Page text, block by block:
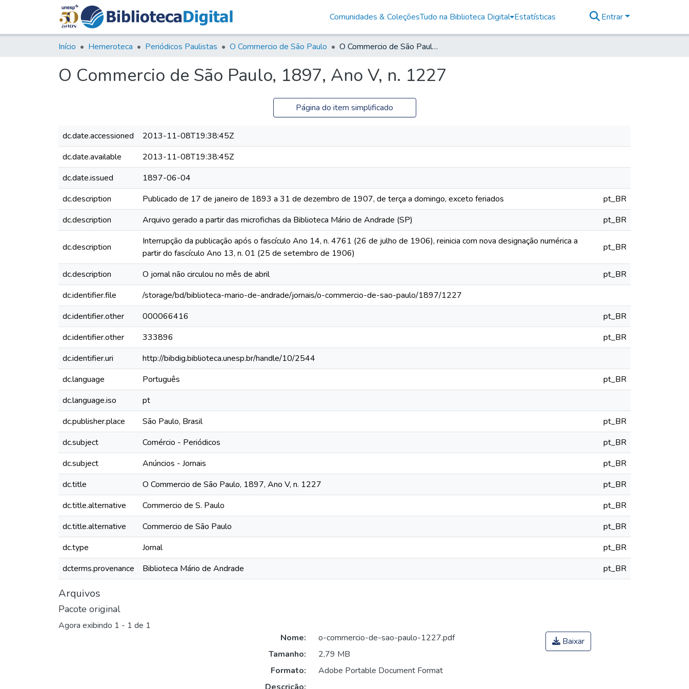
Comunidades & ColeçõesTudo na Biblioteca Digital Estatísticas Entrar
Início Hemeroteca Periódicos Paulistas O Commercio de São Paulo O Commercio de São Paulo, 1897, Ano V, n. 1227
O Commercio de São Paulo, 1897, Ano V, n. 1227
Página do item simplificado
dc.date.accessioned
2013-11-08T19:38:45Z
dc.date.available
2013-11-08T19:38:45Z
dc.date.issued
1897-06-04
dc.description
Publicado de 17 de janeiro de 1893 a 31 de dezembro de 1907, de terça a domingo, exceto feriados
pt_BR
dc.description
Arquivo gerado a partir das microfichas da Biblioteca Mário de Andrade (SP) pt_BR
dc.description
Interrupção da publicação após o fascículo Ano 14, n. 4761 (26 de julho de 1906), reinicia com nova designação numérica a
partir do fascículo Ano 13, n. 01 (25 de setembro de 1906)
pt_BR
dc.description O jornal não circulou no mês de abril
pt_BR
dc.identifier.file
/storage/bd/biblioteca-mario-de-andrade/jornais/o-commercio-de-sao-paulo/1897/1227
dc.identifier.other
000066416
pt_BR
dc.identifier.other
333896
pt_BR
dc.identifier.uri
http://bibdig.biblioteca.unesp.br/handle/10/2544
dc.language
Português
pt_BR
dc.language.iso
pt
dc.publisher.place
São Paulo, Brasil
pt_BR
dc.subject
Comércio - Periódicos
pt_BR
dc.subject
Anúncios - Jornais
pt_BR
dc.title
O Commercio de São Paulo, 1897, Ano V, n. 1227
pt_BR
dc.title.alternative
Commercio de S. Paulo
pt_BR
dc.title.alternative
Commercio de São Paulo
pt_BR
dc.type
Jornal
pt_BR
dcterms.provenance
Biblioteca Mário de Andrade pt_BR
Arquivos
Pacote original
Agora exibindo 1 - 1 de 1
Nome:
o-commercio-de-sao-paulo-1227.pdf
Tamanho:
2,79 MB
Formato:
Adobe Portable Document Format
Baixar